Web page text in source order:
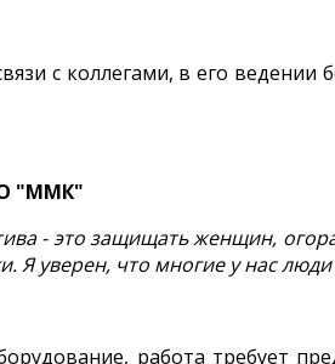
с коллегами, в его ведении
"ММК"
- это защищать женщин,
Я уверен, что многие у нас
работа требует